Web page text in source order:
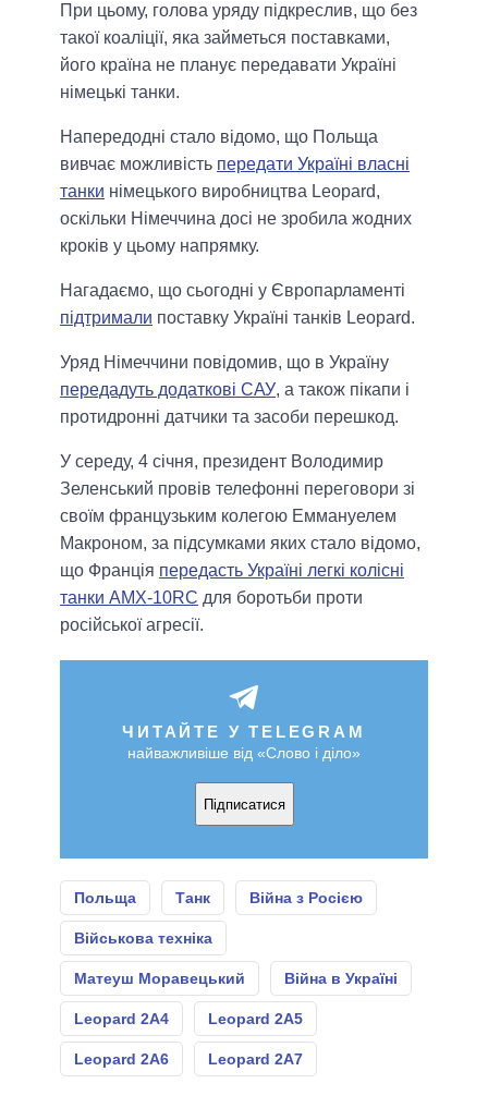
При цьому, голова уряду підкреслив, що без
такої коаліції, яка займеться поставками,
його країна не планує передавати Україні
німецькі танки.
Напередодні стало відомо, що Польща
вивчає можливість передати Україні власні
танки німецького виробництва Leopard,
оскільки Німеччина досі не зробила жодних
кроків у цьому напрямку.
Нагадаємо, що сьогодні у Європарламенті
підтримали поставку Україні танків Leopard.
Уряд Німеччини повідомив, що в Україну
передадуть додаткові САУ, а також пікапи і
протидронні датчики та засоби перешкод.
У середу, 4 січня, президент Володимир
Зеленський провів телефонні переговори зі
своїм французьким колегою Еммануелем
Макроном, за підсумками яких стало відомо,
що Франція передасть Україні легкі колісні
танки AMX-10RC для боротьби проти
російської агресії.
ЧИТАЙТЕ У TELEGRAM
найважливіше від «Слово і діло»
Підписатися
Польща Танк Війна з Росією
Військова техніка
Матеуш Моравецький Війна в Україні
Leopard 2A4 Leopard 2А5
Leopard 2А6 Leopard 2А7